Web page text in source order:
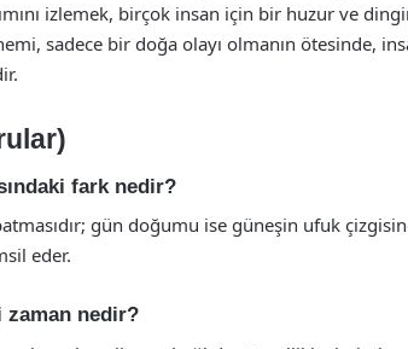
izlemek, birçok insan için bir huzur ve
sadece bir doğa olayı olmanın ötesinde,
fark nedir?
gün doğumu ise güneşin ufuk
eder.
zaman nedir?